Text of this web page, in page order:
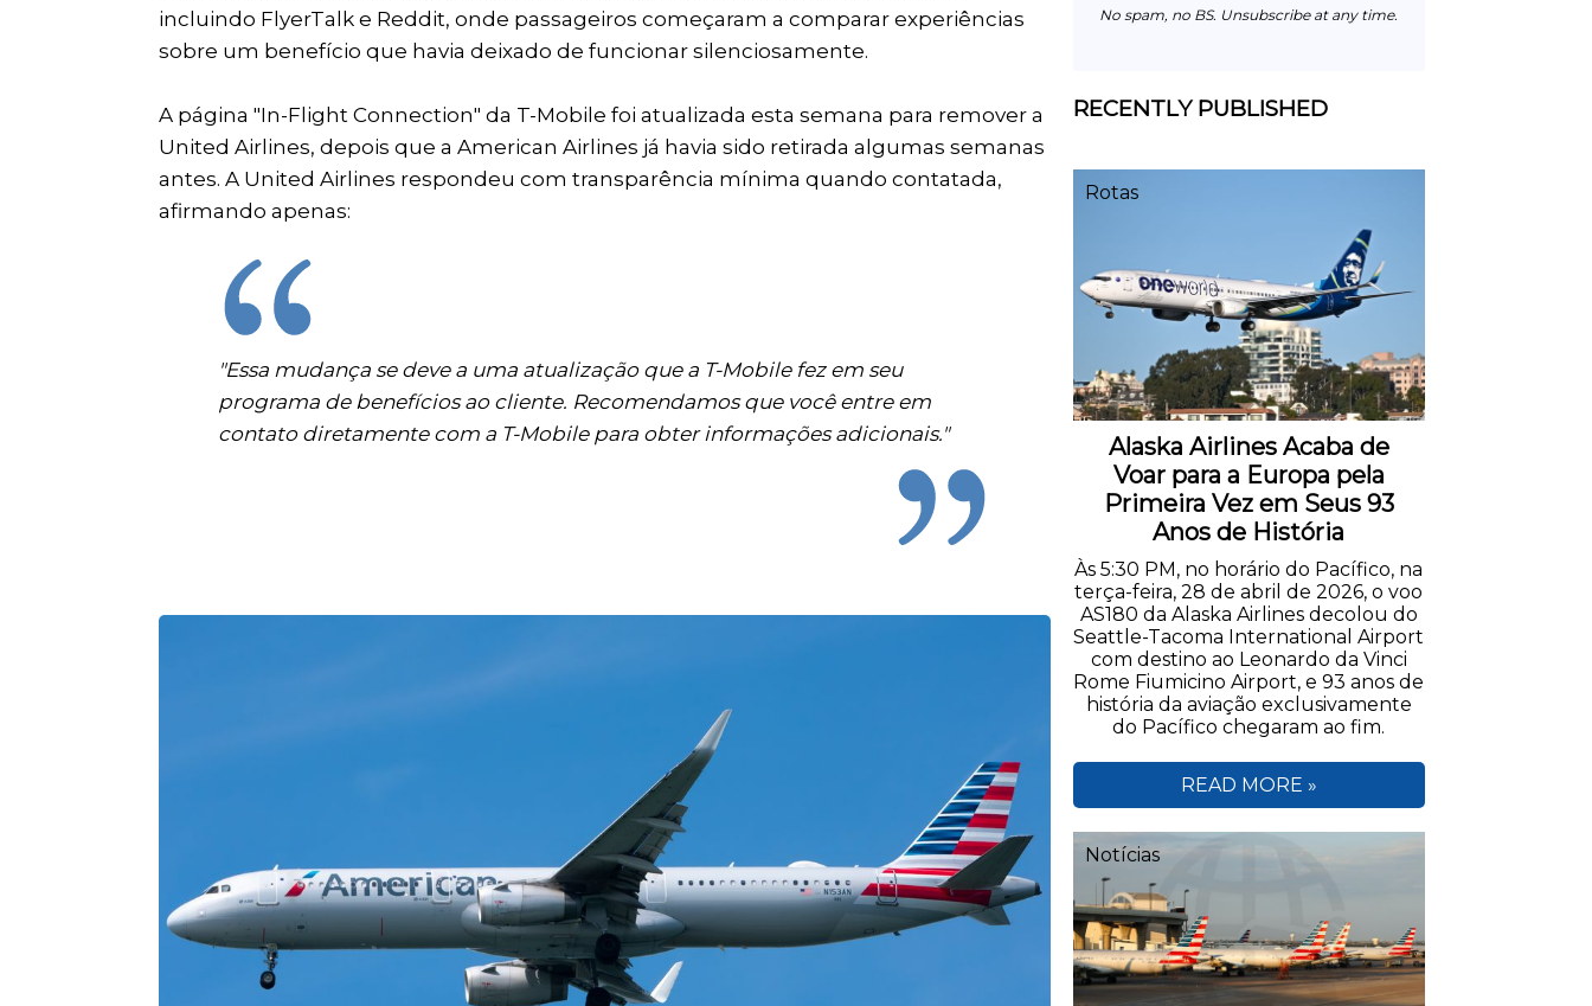
incluindo FlyerTalk e Reddit, onde passageiros começaram a comparar experiências
sobre um benefício que havia deixado de funcionar silenciosamente.
A página "In-Flight Connection" da T-Mobile foi atualizada esta semana para remover a
United Airlines, depois que a American Airlines já havia sido retirada algumas semanas
antes. A United Airlines respondeu com transparência mínima quando contatada,
afirmando apenas:
"Essa mudança se deve a uma atualização que a T-Mobile fez em seu
programa de benefícios ao cliente. Recomendamos que você entre em
contato diretamente com a T-Mobile para obter informações adicionais."
No spam, no BS. Unsubscribe at any time.
RECENTLY PUBLISHED
Alaska Airlines Acaba de
Voar para a Europa pela
Primeira Vez em Seus 93
Anos de História
Às 5:30 PM, no horário do Pacífico, na
terça-feira, 28 de abril de 2026, o voo
AS180 da Alaska Airlines decolou do
Seattle-Tacoma International Airport
com destino ao Leonardo da Vinci
Rome Fiumicino Airport, e 93 anos de
história da aviação exclusivamente
do Pacífico chegaram ao fim.
Rotas
READ MORE »
Notícias